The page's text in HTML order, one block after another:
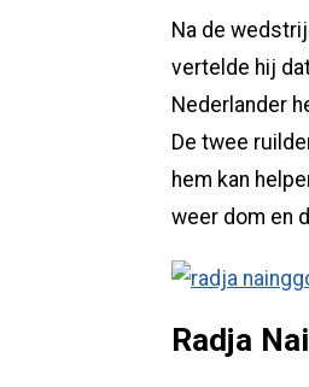
Na de
vertelde hij
Nederlander
De twee
hem kan
weer dom en
Radja